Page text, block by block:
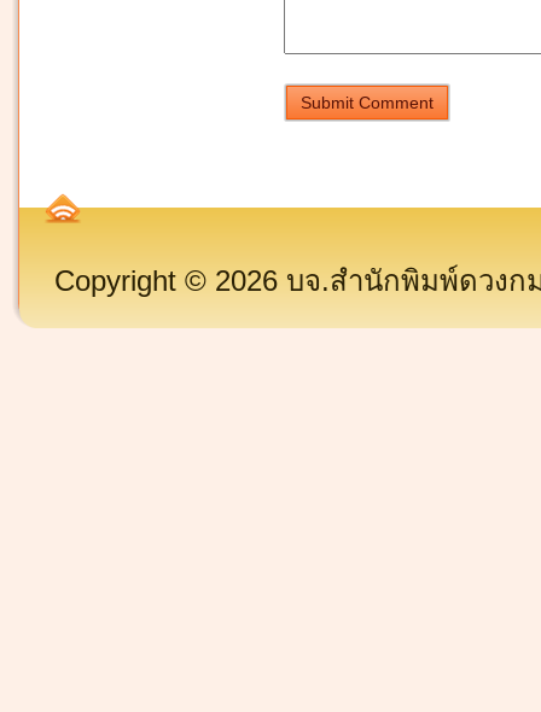
Submit Comment
Copyright © 2026 บจ.สำนักพิมพ์ดวงก